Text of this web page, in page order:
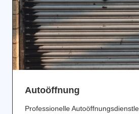
Аutoöffnung
Professionelle